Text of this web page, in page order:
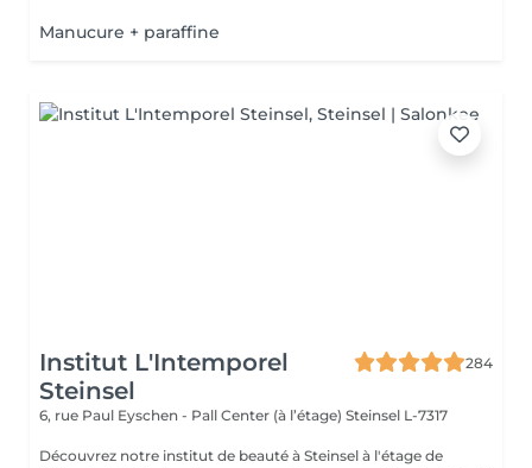
Manucure + paraffine
Institut L'Intemporel
Steinsel
284
6, rue Paul Eyschen - Pall Center (à l’étage) Steinsel L-7317
Découvrez notre institut de beauté à Steinsel à l'étage de